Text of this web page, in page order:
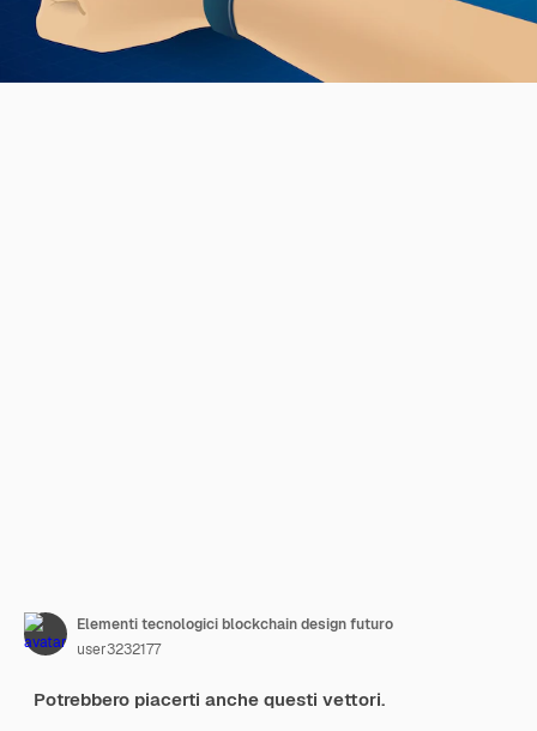
Elementi tecnologici blockchain design futuro
user3232177
Potrebbero piacerti anche questi vettori.